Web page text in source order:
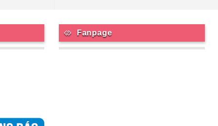
Fanpage